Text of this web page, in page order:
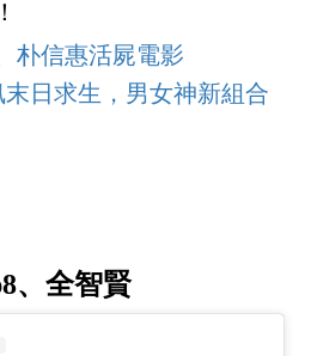
朴信惠活屍電影
末日求生，男女神新組合
、全智賢